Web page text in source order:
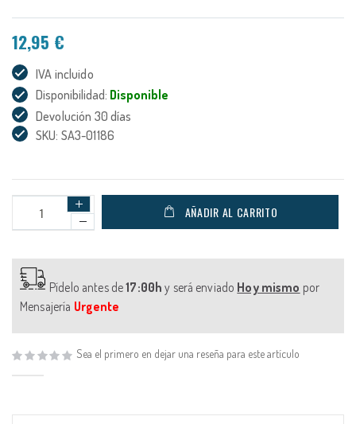
12,95 €
IVA incluido
Disponibilidad: Disponible
Devolución 30 días
SKU: SA3-01186
AÑADIR AL CARRITO
Pídelo antes de17:00h y será enviado Hoy mismo por
Mensajería Urgente
Sea el primero en dejar una reseña para este artículo